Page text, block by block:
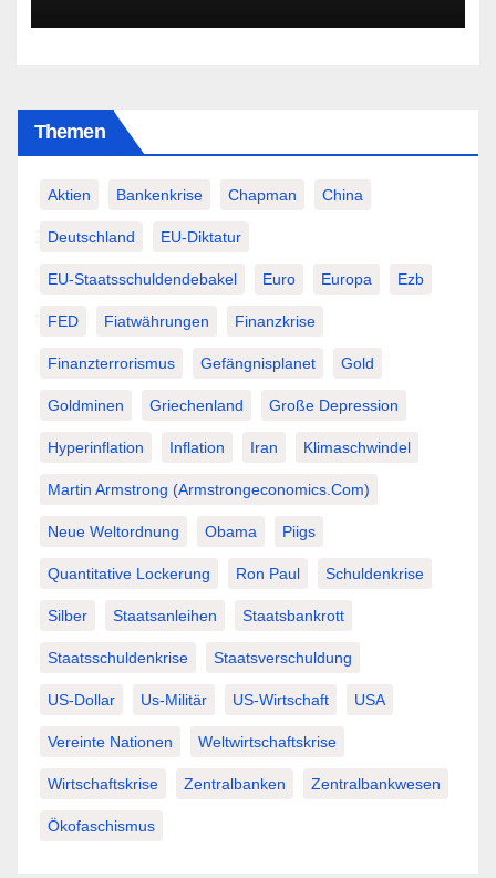
Themen
Aktien Bankenkrise Chapman China
Deutschland EU-Diktatur
EU-Staatsschuldendebakel Euro Europa Ezb
FED Fiatwährungen Finanzkrise
Finanzterrorismus Gefängnisplanet Gold
Goldminen Griechenland Große Depression
Hyperinflation Inflation Iran Klimaschwindel
Martin Armstrong (Armstrongeconomics.com)
Neue Weltordnung Obama Piigs
Quantitative Lockerung Ron Paul Schuldenkrise
Silber Staatsanleihen Staatsbankrott
Staatsschuldenkrise Staatsverschuldung
US-Dollar Us-Militär US-Wirtschaft USA
Vereinte Nationen Weltwirtschaftskrise
Wirtschaftskrise Zentralbanken Zentralbankwesen
Ökofaschismus